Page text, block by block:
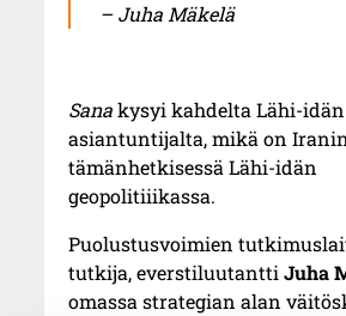
– Juha Mäkelä
Sanakysyi kahdelta Lähi-idän
asiantuntijalta, mikä on
tämänhetkisessä Lähi-idän
geopolitiiikassa.
Puolustusvoimien
tutkija, everstiluutanttiJuha
omassa strategian alan